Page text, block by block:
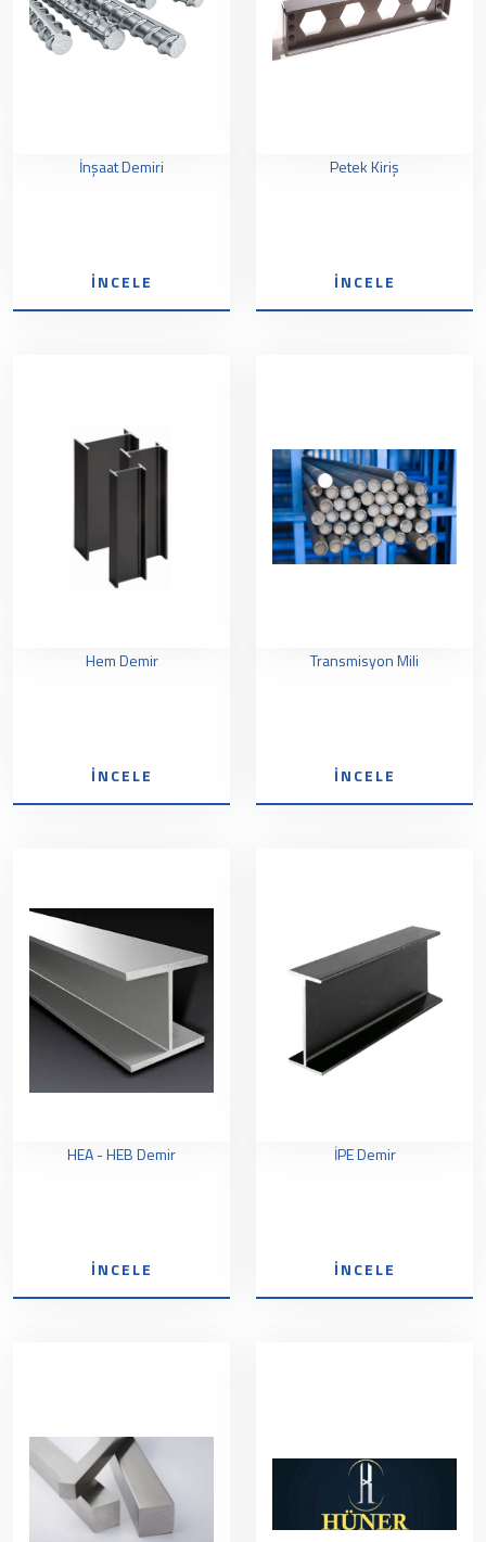
İnşaat Demiri
İNCELE
Petek Kiriş
İNCELE
Hem Demir
İNCELE
Transmisyon Mili
İNCELE
HEA - HEB Demir
İNCELE
İPE Demir
İNCELE